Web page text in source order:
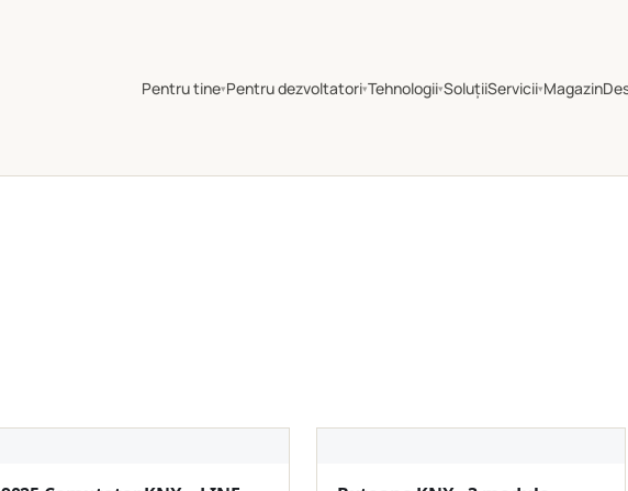
Pentru tine▾Pentru dezvoltatori▾Tehnologii▾SoluțiiServicii▾Magazin